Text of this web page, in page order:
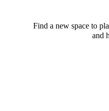
Find a new space to
and